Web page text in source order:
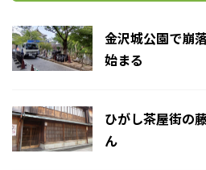
金沢城公園で崩
始まる
ひがし茶屋街の
ん